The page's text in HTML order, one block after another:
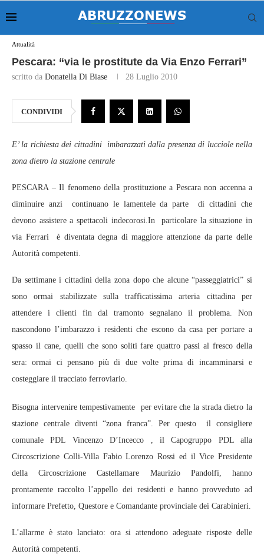
Attualità
Pescara: “via le prostitute da Via Enzo Ferrari”
scritto da Donatella Di Biase 28 Luglio 2010
CONDIVIDI
E’ la richiesta dei cittadini imbarazzati dalla presenza di lucciole nella
zona dietro la stazione centrale
PESCARA – Il fenomeno della prostituzione a Pescara non accenna a
diminuire anzi continuano le lamentele da parte di cittadini che
devono assistere a spettacoli indecorosi.In particolare la situazione in
via Ferrari è diventata degna di maggiore attenzione da parte delle
Autorità competenti.
Da settimane i cittadini della zona dopo che alcune “passeggiatrici” si
sono ormai stabilizzate sulla trafficatissima arteria cittadina per
attendere i clienti fin dal tramonto segnalano il problema. Non
nascondono l’imbarazzo i residenti che escono da casa per portare a
spasso il cane, quelli che sono soliti fare quattro passi al fresco della
sera: ormai ci pensano più di due volte prima di incamminarsi e
costeggiare il tracciato ferroviario.
Bisogna intervenire tempestivamente per evitare che la strada dietro la
stazione centrale diventi “zona franca”. Per questo il consigliere
comunale PDL Vincenzo D’Incecco , il Capogruppo PDL alla
Circoscrizione Colli-Villa Fabio Lorenzo Rossi ed il Vice Presidente
della Circoscrizione Castellamare Maurizio Pandolfi, hanno
prontamente raccolto l’appello dei residenti e hanno provveduto ad
informare Prefetto, Questore e Comandante provinciale dei Carabinieri.
L’allarme è stato lanciato: ora si attendono adeguate risposte delle
Autorità competenti.